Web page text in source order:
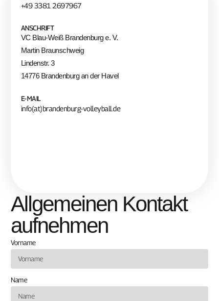
Allgemeinen Kontakt
aufnehmen
Vorname
Name
+49 3381 2697967
ANSCHRIFT
VC Blau-Weiß Brandenburg e. V.
Martin Braunschweig
Lindenstr. 3
14776 Brandenburg an der Havel
E-MAIL
info(at)brandenburg-volleyball.de